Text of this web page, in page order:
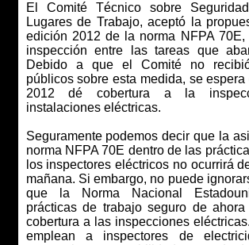
El Comité Técnico sobre
Lugares de Trabajo, aceptó la
edición 2012 de la norma NFPA
inspección entre las tareas que
Debido a que el Comité no
públicos sobre esta medida, se
2012 dé cobertura a la
instalaciones eléctricas.
Seguramente podemos decir que la
norma NFPA 70E dentro de las
los inspectores eléctricos no ocurrirá
mañana. Si embargo, no puede
que la Norma Nacional
prácticas de trabajo seguro de
cobertura a las inspecciones
emplean a inspectores de